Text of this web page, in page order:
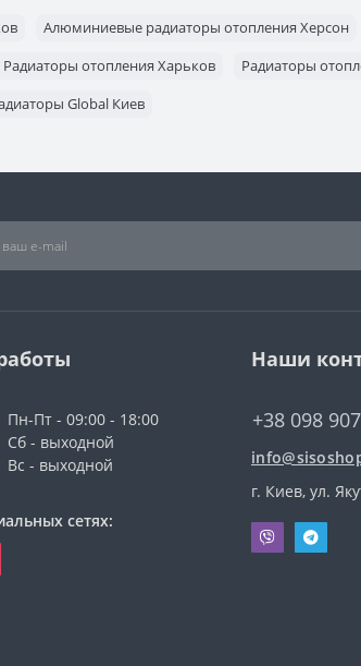
Алюминиевые радиаторы отопления Херсон
Радиаторы отопления Харьков
Радиаторы
Global Киев
Пн-Пт - 09:00 - 18:00
Сб - выходной
Вс - выходной
сетях:
Наши
+38 098
г. Киев, ул.